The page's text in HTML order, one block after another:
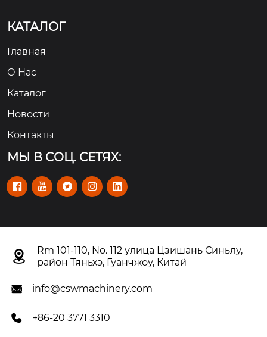
КАТАЛОГ
Главная
О Hас
Каталог
Новости
Контакты
МЫ В СОЦ. СЕТЯХ:
    

Rm 101-110, No. 112 улица Цзишань Синьлу,
район Тяньхэ, Гуанчжоу, Китай
 info@cswmachinery.com
 +86-20 3771 3310